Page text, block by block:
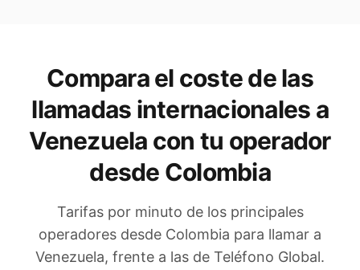
Compara el coste de las
llamadas internacionales a
Venezuela con tu operador
desde Colombia
Tarifas por minuto de los principales
operadores desde Colombia para llamar a
Venezuela, frente a las de Teléfono Global.